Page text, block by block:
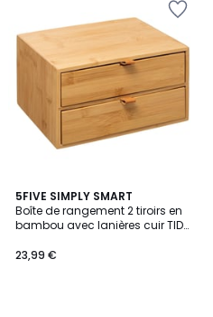
5FIVE SIMPLY SMART
Boîte de rangement 2 tiroirs en
bambou avec lanières cuir TIDY
23,99 €